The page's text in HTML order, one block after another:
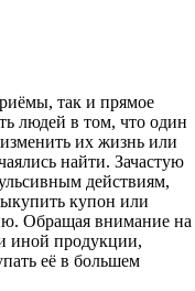
так и прямое
людей в том, что один
их жизнь или
найти. Зачастую
действиям,
купон или
Обращая внимание на
иной продукции,
её в большем